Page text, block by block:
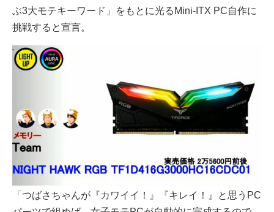
ぶ3大モテキーワード」をもとに光るMini-ITX PC自作に
挑戦すると宣言。
「つばさちゃんが『カワイイ！』『キレイ！』と思うPC